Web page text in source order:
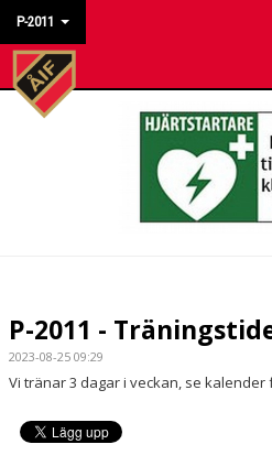
P-2011
HEM
BILDGALLERI
KONTAKT
P-2011 -
2023-08-25 09:29
Vi tränar 3 dagar i veckan, se